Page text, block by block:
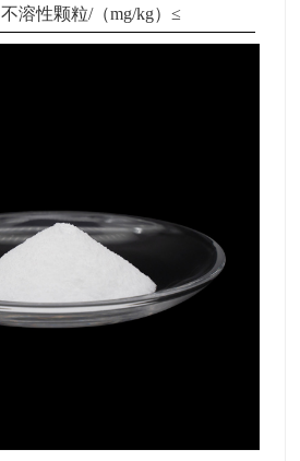
不溶性颗粒/（mg/kg）≤